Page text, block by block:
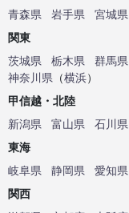
青森県
岩手県 宮城県
関東
茨城県
栃木県 群馬県
神奈川県 （横浜）
甲信越・北陸
新潟県
富山県 石川県
東海
岐阜県
静岡県 愛知県
関西